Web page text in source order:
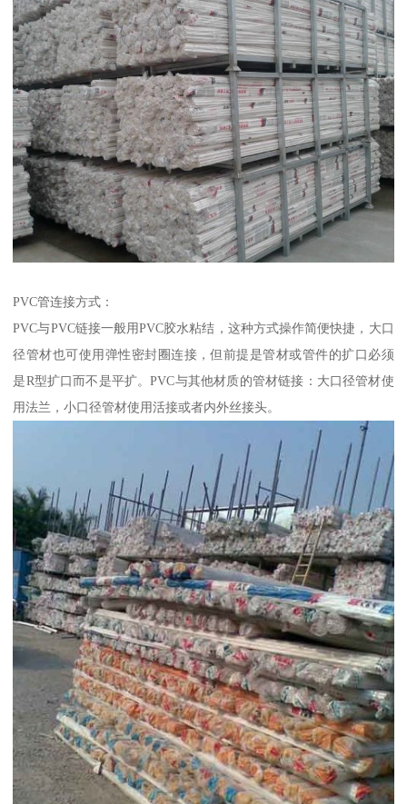
PVC管连接方式：
PVC与PVC链接一般用PVC胶水粘结，这种方式操作简便快捷，大口
径管材也可使用弹性密封圈连接，但前提是管材或管件的扩口必须
是R型扩口而不是平扩。PVC与其他材质的管材链接：大口径管材使
用法兰，小口径管材使用活接或者内外丝接头。